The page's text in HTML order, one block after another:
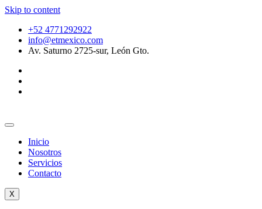
Skip to content
+52 4771292922
info@etmexico.com
Av. Saturno 2725-sur, León Gto.
Inicio
Nosotros
Servicios
Contacto
X